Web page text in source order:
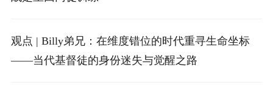
观点 | Billy弟兄：在维度错位的时代重寻生命坐标
——当代基督徒的身份迷失与觉醒之路